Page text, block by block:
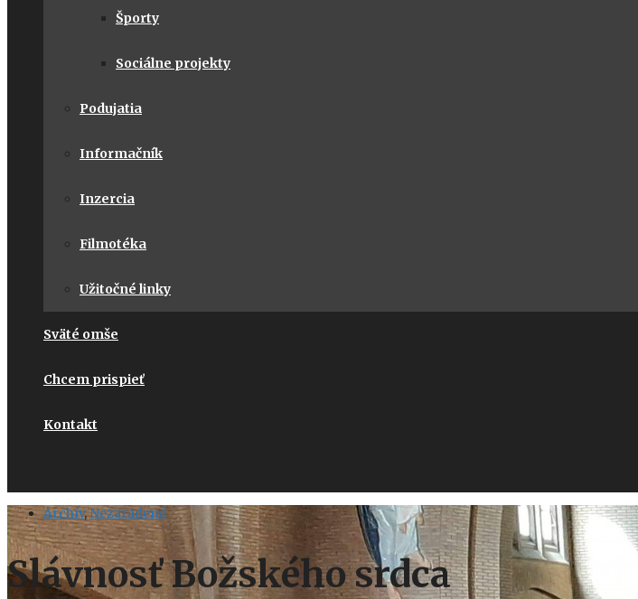
Športy
Sociálne projekty
Podujatia
Informačník
Inzercia
Filmotéka
Užitočné linky
Sväté omše
Chcem prispieť
Kontakt
Archív,Nezaradené
Slávnosť Božského srdca